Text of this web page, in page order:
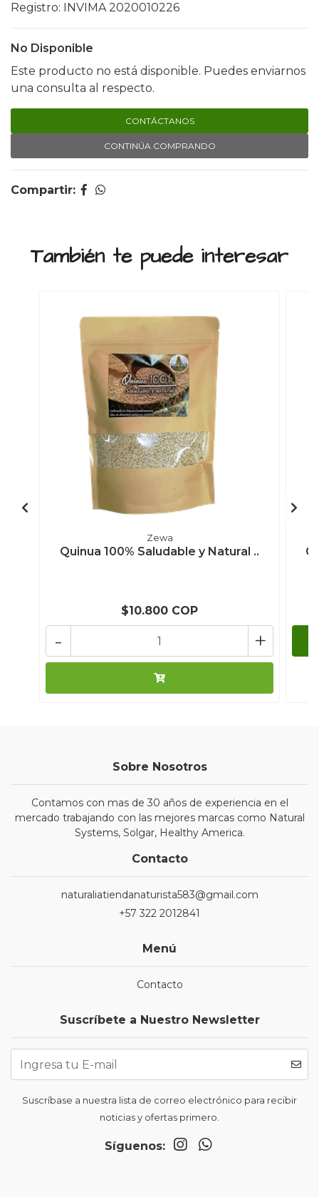
Registro: INVIMA 2020010226
No Disponible
Este producto no está disponible. Puedes enviarnos
una consulta al respecto.
CONTÁCTANOS
CONTINÚA COMPRANDO
Compartir:
También te puede interesar
Zewa
Quinua 100% Saludable y Natural ..
$10.800 COP
+
-
Sobre Nosotros
Contamos con mas de 30 años de experiencia en el
mercado trabajando con las mejores marcas como Natural
Systems, Solgar, Healthy America.
Contacto
naturaliatiendanaturista583@gmail.com
+57 322 2012841
Menú
Contacto
Suscríbete a Nuestro Newsletter
Suscríbase a nuestra lista de correo electrónico para recibir
noticias y ofertas primero.
Síguenos: